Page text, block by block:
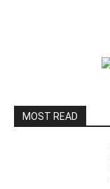
MOST READ